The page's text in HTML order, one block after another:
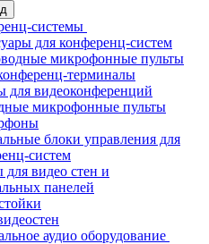
системы
для конференц-систем
микрофонные пульты
терминалы
для видеоконференций
микрофонные пульты
блоки управления для
систем
видео стен и
панелей
аудио оборудование